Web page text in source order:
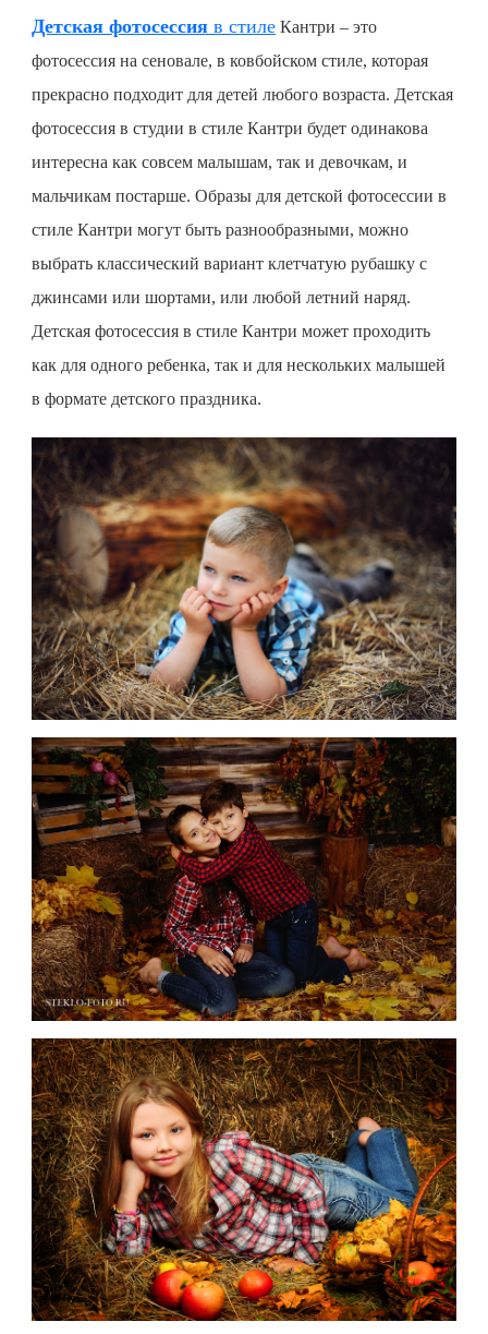
Детская фотосессия в стиле Кантри – это
фотосессия на сеновале, в ковбойском стиле, которая
прекрасно подходит для детей любого возраста. Детская
фотосессия в студии в стиле Кантри будет одинакова
интересна как совсем малышам, так и девочкам, и
мальчикам постарше. Образы для детской фотосессии в
стиле Кантри могут быть разнообразными, можно
выбрать классический вариант клетчатую рубашку с
джинсами или шортами, или любой летний наряд.
Детская фотосессия в стиле Кантри может проходить
как для одного ребенка, так и для нескольких малышей
в формате детского праздника.